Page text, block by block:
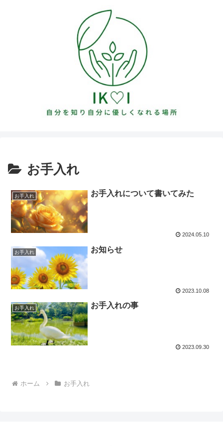
お手入れ
お手入れ お手入れについて書いてみた
2024.05.10
お手入れ お知らせ
2023.10.08
お手入れ お手入れの事
2023.09.30
ホーム お手入れ